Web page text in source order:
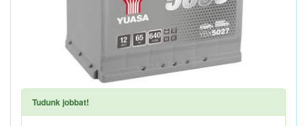
Tudunk jobbat!